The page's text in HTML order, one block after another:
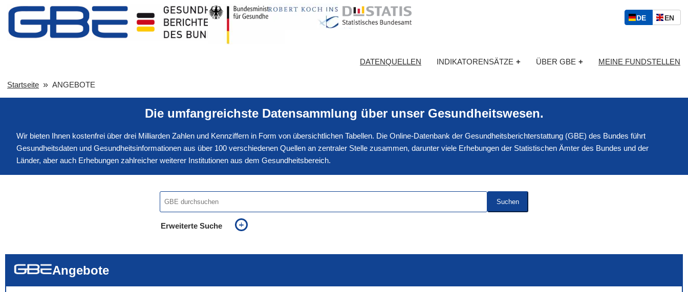
S
p
c
h
l
DED
S
ENE
I
H
DATENQUELLEN INDIKATORENSÄTZE + ÜBER GBE + MEINE FUNDSTELLEN
Startseite ANGEBOTE
Die umfangreichste Datensammlung über unser Gesundheitswesen.
Wir bieten Ihnen kostenfrei über drei Milliarden Zahlen und Kennziffern in Form von übersichtlichen Tabellen. Die Online-Datenbank der Gesundheitsberichterstattung (GBE) des Bundes führt
Gesundheitsdaten und Gesundheitsinformationen aus über 100 verschiedenen Quellen an zentraler Stelle zusammen, darunter viele Erhebungen der Statistischen Ämter des Bundes und der
Länder, aber auch Erhebungen zahlreicher weiterer Institutionen aus dem Gesundheitsbereich.
Suchen
Erweiterte Suche
Angebote